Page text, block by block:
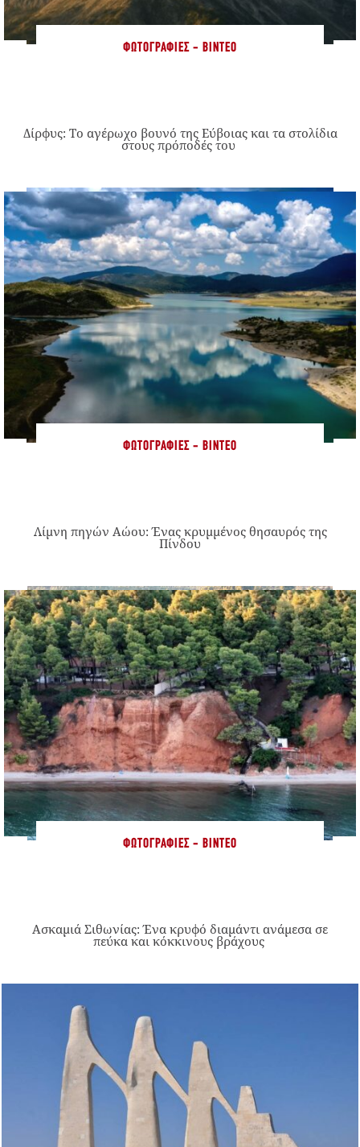
ΦΩΤΟΓΡΑΦΊΕΣ - ΒΊΝΤΕΟ
Δίρφυς: Το αγέρωχο βουνό της Εύβοιας και τα στολίδια
στους πρόποδές του
ΦΩΤΟΓΡΑΦΊΕΣ - ΒΊΝΤΕΟ
Λίμνη πηγών Αώου: Ένας κρυμμένος θησαυρός της
Πίνδου
ΦΩΤΟΓΡΑΦΊΕΣ - ΒΊΝΤΕΟ
Ασκαμιά Σιθωνίας: Ένα κρυφό διαμάντι ανάμεσα σε
πεύκα και κόκκινους βράχους